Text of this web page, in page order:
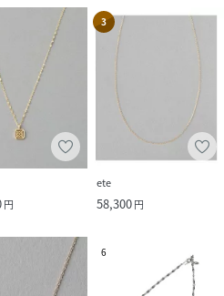
円
3
ete
58,300円
6